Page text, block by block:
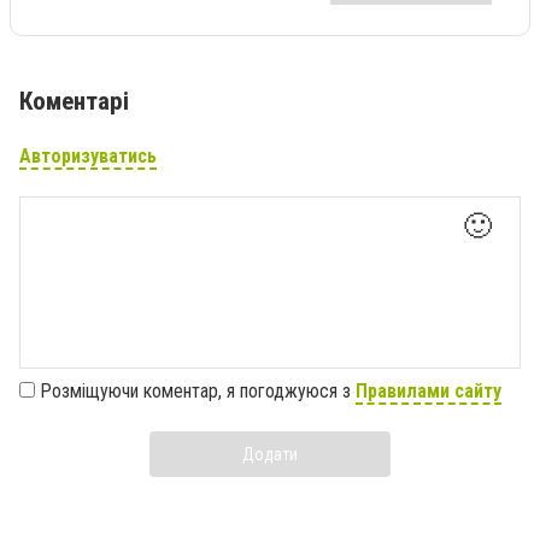
Коментарі
Авторизуватись
🙂
Розміщуючи коментар, я погоджуюся з Правилами сайту
Додати